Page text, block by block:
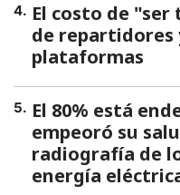
4. El costo de
de repartidores
plataformas
5. El 80% está
empeoró su
radiografía de
energía